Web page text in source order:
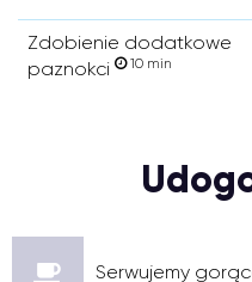
Zdobienie dodatkowe
paznokci
10 min
Serwujemy